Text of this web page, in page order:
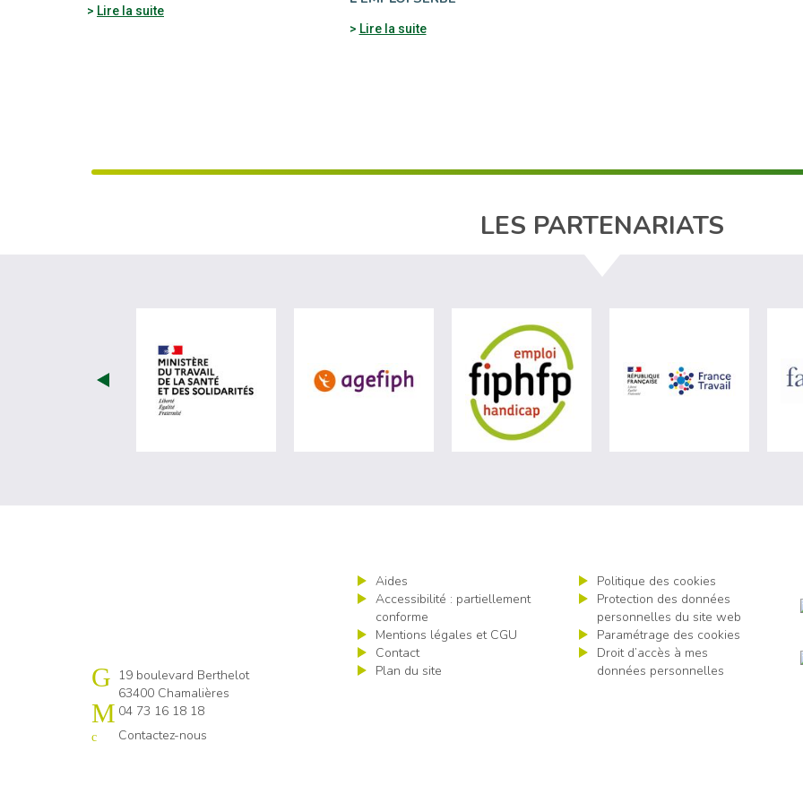
Lire la suite
Lire la suite
LES PARTENARIATS
visiter les site de Ministère du travail (nouvelle fenêtre)
visiter les site de Agefiph (nouvelle fenêtre)visiter les site de Fiphfp (nouvellevisiter les
Cap emploi 63
19 boulevard Berthelot
63400 Chamalières
04 73 16 18 18
Contactez-nous
Aides
Accessibilité : partiellement
conforme
Mentions légales et CGU
Contact
Plan du site
Politique des cookies
Protection des données
personnelles du site web
Paramétrage des cookies
Droit d’accès à mes
données personnelles